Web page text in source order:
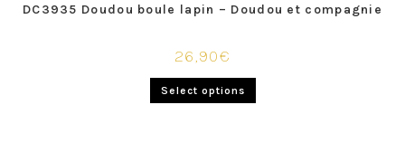
DC3935 Doudou boule lapin – Doudou et compagnie
26,90€
Select options